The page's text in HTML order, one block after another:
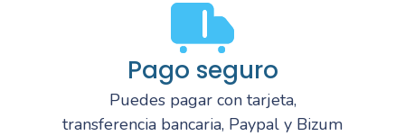
Pago seguro
Puedes pagar con tarjeta,
transferencia bancaria, Paypal y Bizum